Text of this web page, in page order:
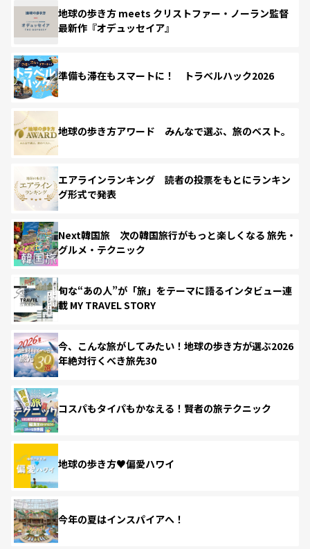
地球の歩き方 meets クリストファー・ノーラン監督
最新作『オデュッセイア』
準備も滞在もスマートに！ トラベルハック2026
地球の歩き方アワード みんなで選ぶ、旅のベスト。
エアラインランキング 読者の投票をもとにランキン
グ形式で発表
Next韓国旅 次の韓国旅行がもっと楽しくなる 旅先・
グルメ・テクニック
旬な“あの人”が「旅」をテーマに語るインタビュー連
載 MY TRAVEL STORY
今、こんな旅がしてみたい！地球の歩き方が選ぶ2026
年絶対行くべき旅先30
コスパもタイパもかなえる！賢者の旅テクニック
地球の歩き方♥偏愛ハワイ
今年の夏はインスパイアへ！